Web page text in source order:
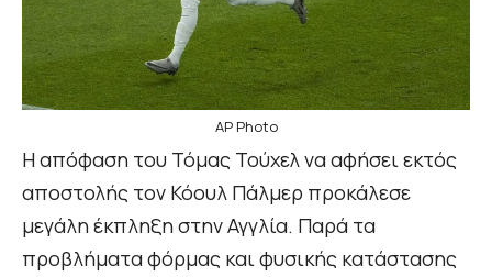
AP Photo
Η απόφαση του Τόμας Τούχελ να αφήσει εκτός
αποστολής τον Κόουλ Πάλμερ προκάλεσε
μεγάλη έκπληξη στην Αγγλία. Παρά τα
προβλήματα φόρμας και φυσικής κατάστασης